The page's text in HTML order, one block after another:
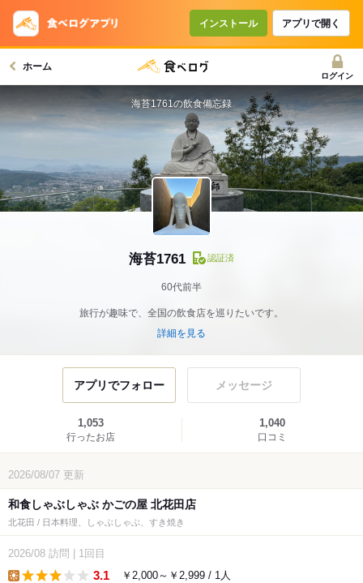
インストール アプリで開く
ホーム
ログイン
海苔1761 認証済
60代前半
旅行が趣味で、全国の飲食店を巡りたいです。
詳細を見る
海苔1761の飲食備忘録
アプリでフォロー メッセージ
1,053
行ったお店
1,040
口コミ
2026/08/07 更新
和食しゃぶしゃぶ かごの屋 北花田店
北花田 / 日本料理、しゃぶしゃぶ、すき焼き
2026/08 訪問 1回目
3.1 ￥2,000～￥2,999 / 1人